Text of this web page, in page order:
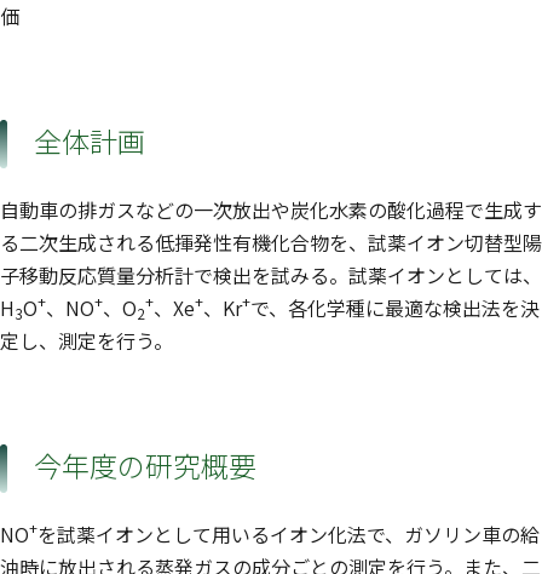
価
全体計画
自動車の排ガスなどの一次放出や炭化水素の酸化過程で生成す
る二次生成される低揮発性有機化合物を、試薬イオン切替型陽
子移動反応質量分析計で検出を試みる。試薬イオンとしては、
H3O+、NO+、O2
+、Xe+、Kr+で、各化学種に最適な検出法を決
定し、測定を行う。
今年度の研究概要
NO+を試薬イオンとして用いるイオン化法で、ガソリン車の給
油時に放出される蒸発ガスの成分ごとの測定を行う。また、二